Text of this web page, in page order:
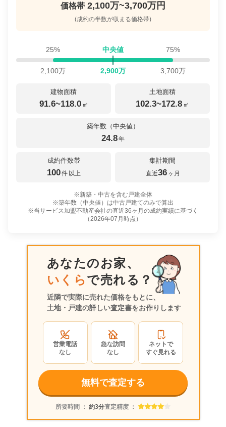
価格帯 2,100万~3,700万円
(成約の半数が収まる価格帯)
25% 中央値 75%
2,100万 2,900万 3,700万
建物面積
91.6~118.0 ㎡
土地面積
102.3~172.8 ㎡
成約件数帯
100件 以上
築年数（中央値）
24.8年
集計期間
直近36 ヶ月
※新築・中古を含む戸建全体
※築年数（中央値）は中古戸建てのみで算出
※当サービス加盟不動産会社の直近36ヶ月の成約実績に基づく
（2026年07月 時点）
あなたのお家、
いくらで売れる？
近隣で実際に売れた価格をもとに、
土地・戸建の詳しい査定書をお作りします
営業電話
なし
急な訪問
なし
ネットで
すぐ見れる
無料で査定する
所要時間 ： 約3分査定精度 ：